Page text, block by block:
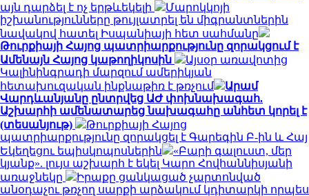
այն դարձել է ոչ երթևեկելի
Մարոկկոյի
իշխանությունները թույլատրել են միգրանտներին
նավակով հատել Իսպանիայի հետ սահմանը
Թուրքիայի Հայոց պատրիարքությունը զորակցում է
Ամենայն Հայոց կաթողիկոսին
Այսօր առավոտից
Կալինինգրադի մարզում ամերիկյան
հետախուզական ինքնաթիռ է թռչում
Արամ
Վարդևանյանը ընտրվեց ԱԺ փոխնախագահ.
Աշխարհի ամենատարեց նախագահը անհետ կորել է
(տեսանյութ)
Թուրքիայի Հայոց
պատրիարքությունը զորակցել է Գարեգին Բ-ին և Հայ
Եկեղեցու եպիսկոպոսներին
«Բարի գալուստ, մեր
կյանք». լույս աշխարհ է եկել Կարո Հովհաննիսյանի
առաջնեկը
Իրաքը ցանկացած չարտոնված
անօդաչու թռչող սարքի արձակում կդիտարկի որպես